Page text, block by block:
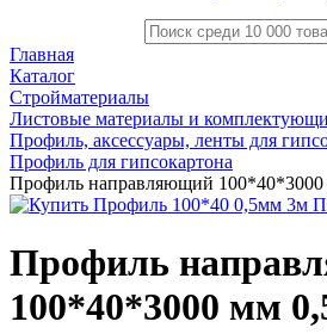
Главная
Каталог
Стройматериалы
Листовые материалы и
Профиль, аксессуары, ленты для
Профиль для гипсокартона
Профиль направляющий
Профиль
100*40*3000 мм